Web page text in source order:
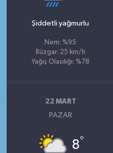
Şiddetli yağmurlu
Nem: %95
Rüzgar: 25 km/h
Yağış Olasılığı: %78
22 MART
PAZAR
8°